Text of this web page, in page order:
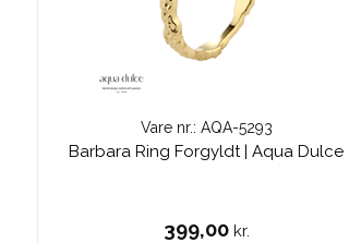
Vare nr.: AQA-5293
Barbara Ring Forgyldt | Aqua Dulce
399,00 kr.